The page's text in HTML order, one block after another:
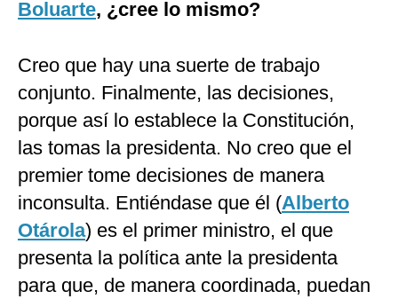
Boluarte, ¿cree lo mismo?
Creo que hay una suerte de trabajo
conjunto. Finalmente, las decisiones,
porque así lo establece la Constitución,
las tomas la presidenta. No creo que el
premier tome decisiones de manera
inconsulta. Entiéndase que él (Alberto
Otárola) es el primer ministro, el que
presenta la política ante la presidenta
para que, de manera coordinada, puedan